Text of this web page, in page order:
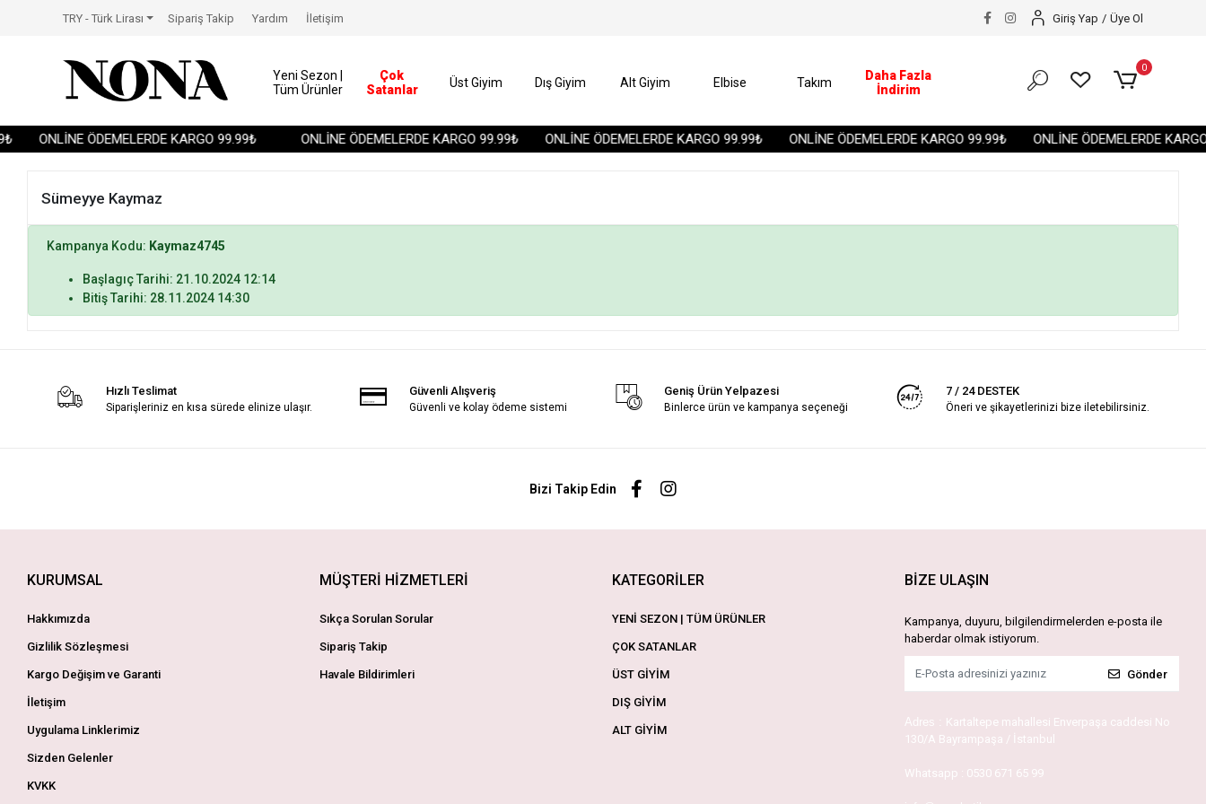
ONLİNE ÖDEMELERDE KARGO 99.99₺ ONLİNE ÖDEMELERDE KARGO 99.99₺ ONLİNE ÖDEMELERDE KARGO 99.99₺ ONLİNE ÖDEMELERDE KARGO 99.99₺ ONLİNE ÖDEMELERDE
TRY - Türk Lirası Sipariş Takip Yardım İletişim Giriş Yap / Üye Ol
Yeni Sezon |
Tüm Ürünler
Çok
Satanlar
Üst Giyim Dış Giyim Alt Giyim Elbise Takım
Daha Fazla
İndirim
0
Sümeyye Kaymaz
Kampanya Kodu: Kaymaz4745
Başlagıç Tarihi: 21.10.2024 12:14
Bitiş Tarihi: 28.11.2024 14:30
Hızlı Teslimat
Siparişleriniz en kısa sürede elinize ulaşır.
Güvenli Alışveriş
Güvenli ve kolay ödeme sistemi
Geniş Ürün Yelpazesi
Binlerce ürün ve kampanya seçeneği
7 / 24 DESTEK
Öneri ve şikayetlerinizi bize iletebilirsiniz.
Bizi Takip Edin
KURUMSAL
Hakkımızda
Gizlilik Sözleşmesi
Kargo Değişim ve Garanti
İletişim
Uygulama Linklerimiz
Sizden Gelenler
KVKK
MÜŞTERİ HİZMETLERİ
Sıkça Sorulan Sorular
Sipariş Takip
Havale Bildirimleri
KATEGORİLER
YENİ SEZON | TÜM ÜRÜNLER
ÇOK SATANLAR
ÜST GİYİM
DIŞ GİYİM
ALT GİYİM
BİZE ULAŞIN
Kampanya, duyuru, bilgilendirmelerden e-posta ile
haberdar olmak istiyorum.
Gönder
Adres : Kartaltepe mahallesi Enverpaşa caddesi No
130/A Bayrampaşa / İstanbul
Whatsapp : 0530 671 65 99